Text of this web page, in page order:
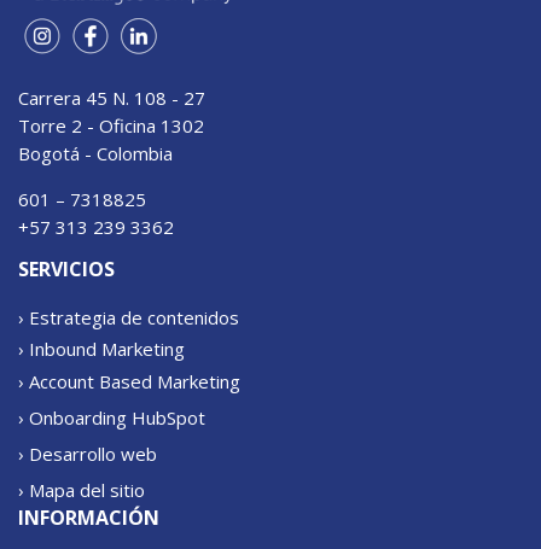
Carrera 45 N. 108 - 27
Torre 2 - Oficina 1302
Bogotá - Colombia
601 – 7318825
+57 313 239 3362
SERVICIOS
› Estrategia de contenidos
› Inbound Marketing
› Account Based Marketing
› Onboarding HubSpot
› Desarrollo web
› Mapa del sitio
INFORMACIÓN